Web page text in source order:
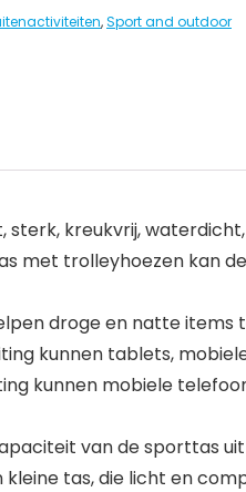
,Sport and outdoor
kreukvrij,
met trolleyhoezen kan
droge en natte items
kunnen tablets,
kunnen mobiele
van de sporttas
tas, die licht en